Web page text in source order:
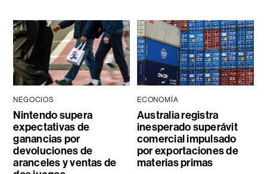
NEGOCIOS
Nintendo supera
expectativas de
ganancias por
devoluciones de
aranceles y ventas de
ECONOMÍA
Australia registra
inesperado superávit
comercial impulsado
por exportaciones de
materias primas